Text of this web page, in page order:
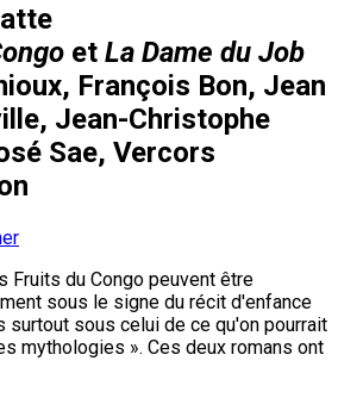
et La Dame du Job
François Bon, Jean
Jean-Christophe
Sae, Vercors
Fruits du Congo peuvent être
sous le signe du récit d'enfance
surtout sous celui de ce qu'on pourrait
mythologies ». Ces deux romans ont